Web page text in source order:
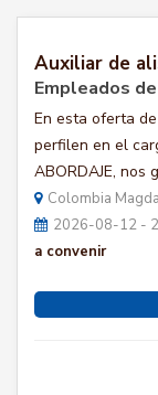
Auxiliar de
Empleados
En esta oferta
perfilen en el
ABORDAJE, nos
Colombia
2026-08-12 -
a convenir